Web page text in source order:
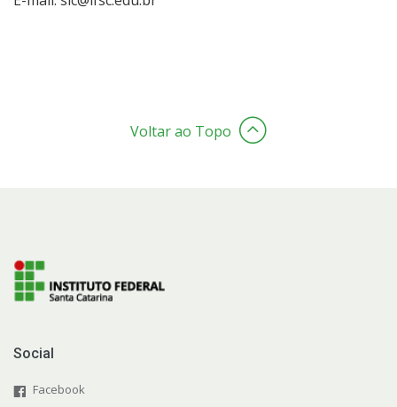
Voltar ao Topo
Social
Facebook